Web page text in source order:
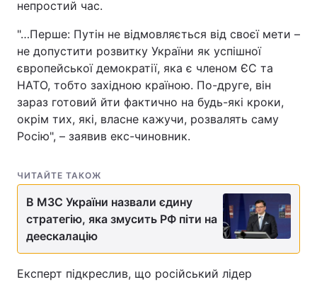
непростий час.
"…Перше: Путін не відмовляється від своєї мети –
не допустити розвитку України як успішної
європейської демократії, яка є членом ЄС та
НАТО, тобто західною країною. По-друге, він
зараз готовий йти фактично на будь-які кроки,
окрім тих, які, власне кажучи, розвалять саму
Росію", – заявив екс-чиновник.
ЧИТАЙТЕ ТАКОЖ
В МЗС України назвали єдину
стратегію, яка змусить РФ піти на
деескалацію
Експерт підкреслив, що російський лідер